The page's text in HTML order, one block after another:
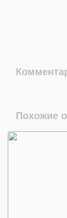
Похожие